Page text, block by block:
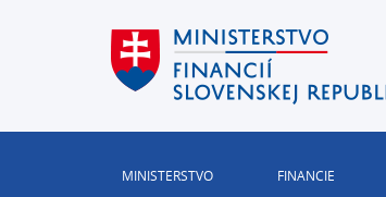
MINISTERSTVO FINANCIE